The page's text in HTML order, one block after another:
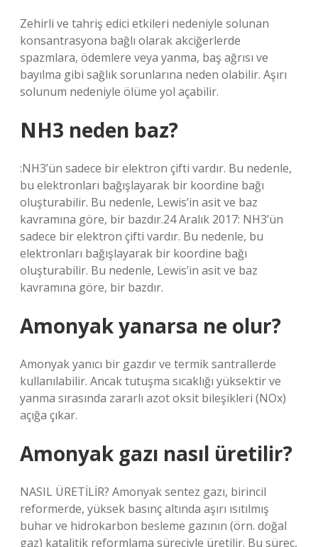
Zehirli ve tahriş edici etkileri nedeniyle solunan
konsantrasyona bağlı olarak akciğerlerde
spazmlara, ödemlere veya yanma, baş ağrısı ve
bayılma gibi sağlık sorunlarına neden olabilir. Aşırı
solunum nedeniyle ölüme yol açabilir.
NH3 neden baz?
:NH3’ün sadece bir elektron çifti vardır. Bu nedenle,
bu elektronları bağışlayarak bir koordine bağı
oluşturabilir. Bu nedenle, Lewis’in asit ve baz
kavramına göre, bir bazdır.24 Aralık 2017: NH3’ün
sadece bir elektron çifti vardır. Bu nedenle, bu
elektronları bağışlayarak bir koordine bağı
oluşturabilir. Bu nedenle, Lewis’in asit ve baz
kavramına göre, bir bazdır.
Amonyak yanarsa ne olur?
Amonyak yanıcı bir gazdır ve termik santrallerde
kullanılabilir. Ancak tutuşma sıcaklığı yüksektir ve
yanma sırasında zararlı azot oksit bileşikleri (NOx)
açığa çıkar.
Amonyak gazı nasıl üretilir?
NASIL ÜRETİLİR? Amonyak sentez gazı, birincil
reformerde, yüksek basınç altında aşırı ısıtılmış
buhar ve hidrokarbon besleme gazının (örn. doğal
gaz) katalitik reformlama süreciyle üretilir. Bu süreç,